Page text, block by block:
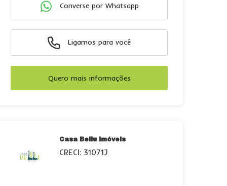
Converse por Whatsapp
Ligamos para você
Quero mais informações
Casa Bellu Imóveis
CRECI: 31071J